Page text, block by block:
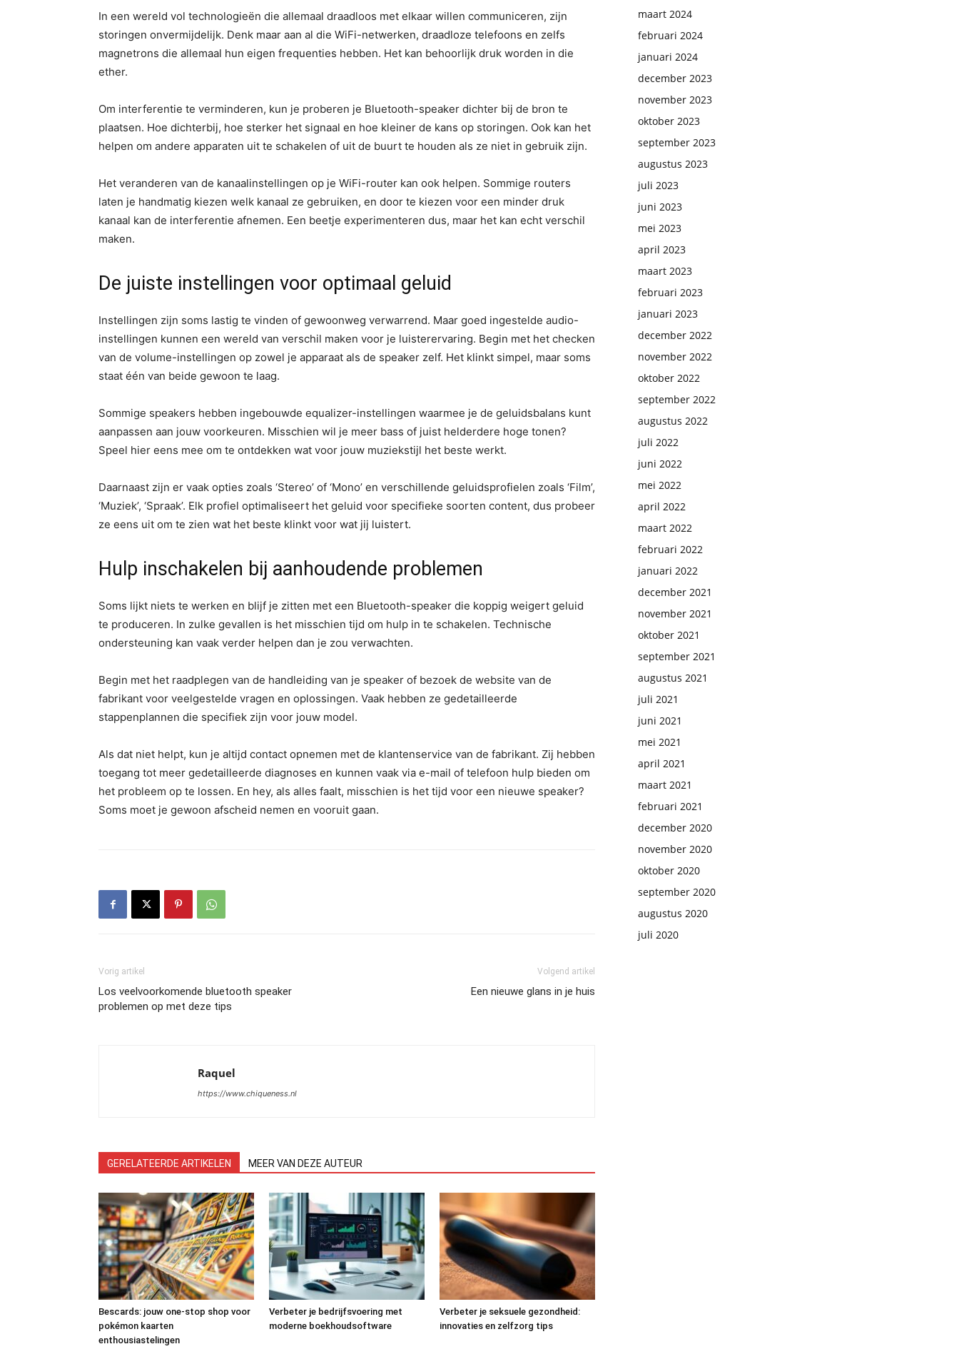
In een wereld vol technologieën die allemaal draadloos met elkaar willen communiceren, zijn
storingen onvermijdelijk. Denk maar aan al die WiFi-netwerken, draadloze telefoons en zelfs
magnetrons die allemaal hun eigen frequenties hebben. Het kan behoorlijk druk worden in die
ether.
Om interferentie te verminderen, kun je proberen je Bluetooth-speaker dichter bij de bron te
plaatsen. Hoe dichterbij, hoe sterker het signaal en hoe kleiner de kans op storingen. Ook kan het
helpen om andere apparaten uit te schakelen of uit de buurt te houden als ze niet in gebruik zijn.
Het veranderen van de kanaalinstellingen op je WiFi-router kan ook helpen. Sommige routers
laten je handmatig kiezen welk kanaal ze gebruiken, en door te kiezen voor een minder druk
kanaal kan de interferentie afnemen. Een beetje experimenteren dus, maar het kan echt verschil
maken.
De juiste instellingen voor optimaal geluid
Instellingen zijn soms lastig te vinden of gewoonweg verwarrend. Maar goed ingestelde audio-
instellingen kunnen een wereld van verschil maken voor je luisterervaring. Begin met het checken
van de volume-instellingen op zowel je apparaat als de speaker zelf. Het klinkt simpel, maar soms
staat één van beide gewoon te laag.
Sommige speakers hebben ingebouwde equalizer-instellingen waarmee je de geluidsbalans kunt
aanpassen aan jouw voorkeuren. Misschien wil je meer bass of juist helderdere hoge tonen?
Speel hier eens mee om te ontdekken wat voor jouw muziekstijl het beste werkt.
Daarnaast zijn er vaak opties zoals ‘Stereo’ of ‘Mono’ en verschillende geluidsprofielen zoals ‘Film’,
‘Muziek’, ‘Spraak’. Elk profiel optimaliseert het geluid voor specifieke soorten content, dus probeer
ze eens uit om te zien wat het beste klinkt voor wat jij luistert.
Hulp inschakelen bij aanhoudende problemen
Soms lijkt niets te werken en blijf je zitten met een Bluetooth-speaker die koppig weigert geluid
te produceren. In zulke gevallen is het misschien tijd om hulp in te schakelen. Technische
ondersteuning kan vaak verder helpen dan je zou verwachten.
Begin met het raadplegen van de handleiding van je speaker of bezoek de website van de
fabrikant voor veelgestelde vragen en oplossingen. Vaak hebben ze gedetailleerde
stappenplannen die specifiek zijn voor jouw model.
Als dat niet helpt, kun je altijd contact opnemen met de klantenservice van de fabrikant. Zij hebben
toegang tot meer gedetailleerde diagnoses en kunnen vaak via e-mail of telefoon hulp bieden om
het probleem op te lossen. En hey, als alles faalt, misschien is het tijd voor een nieuwe speaker?
Soms moet je gewoon afscheid nemen en vooruit gaan.
Vorig artikel
Los veelvoorkomende bluetooth speaker
problemen op met deze tips
Volgend artikel
Een nieuwe glans in je huis
Raquel
https://www.chiqueness.nl
GERELATEERDE ARTIKELEN MEER VAN DEZE AUTEUR
Bescards: jouw one-stop shop voor
pokémon kaarten
enthousiastelingen
Verbeter je bedrijfsvoering met
moderne boekhoudsoftware
Verbeter je seksuele gezondheid:
innovaties en zelfzorg tips
maart 2024
februari 2024
januari 2024
december 2023
november 2023
oktober 2023
september 2023
augustus 2023
juli 2023
juni 2023
mei 2023
april 2023
maart 2023
februari 2023
januari 2023
december 2022
november 2022
oktober 2022
september 2022
augustus 2022
juli 2022
juni 2022
mei 2022
april 2022
maart 2022
februari 2022
januari 2022
december 2021
november 2021
oktober 2021
september 2021
augustus 2021
juli 2021
juni 2021
mei 2021
april 2021
maart 2021
februari 2021
december 2020
november 2020
oktober 2020
september 2020
augustus 2020
juli 2020